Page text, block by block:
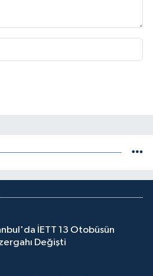
İETT 13 Otobüsün
Değişti